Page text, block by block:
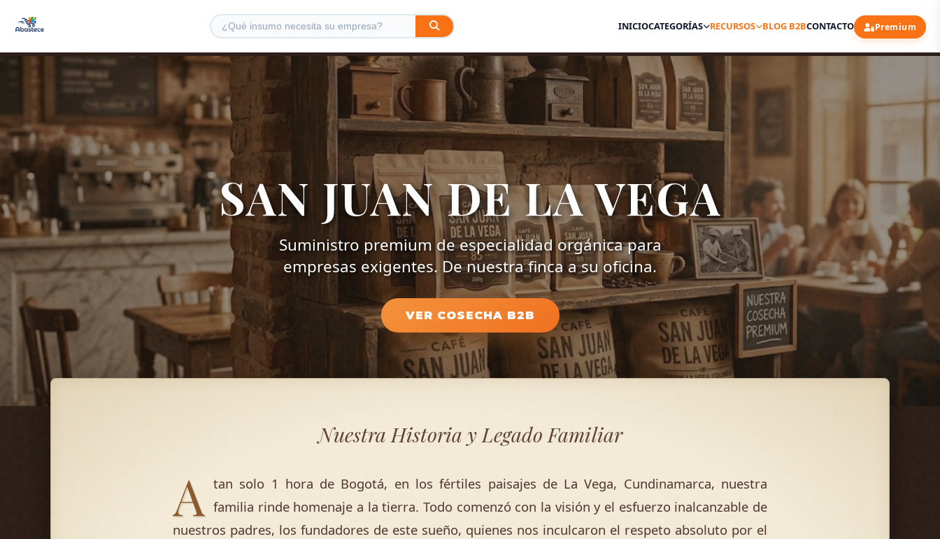
INICIOCATEGORÍAS RECURSOS BLOG B2BCONTACTO Premium
SAN JUAN DE LA VEGA
Suministro premium de especialidad orgánica para
empresas exigentes. De nuestra finca a su oficina.
VER COSECHA B2B
Nuestra Historia y Legado Familiar
A tan solo 1 hora de Bogotá, en los fértiles paisajes de La Vega, Cundinamarca, nuestra
familia rinde homenaje a la tierra. Todo comenzó con la visión y el esfuerzo inalcanzable de
nuestros padres, los fundadores de este sueño, quienes nos inculcaron el respeto absoluto por el